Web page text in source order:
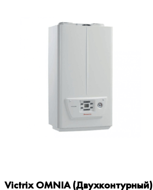
Victrix OMNIA (Двухконтурный)